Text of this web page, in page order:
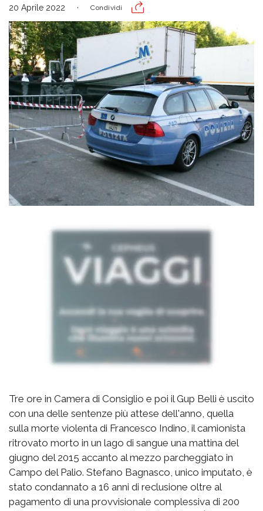
20 Aprile 2022 Condividi
Tre ore in Camera di Consiglio e poi il Gup Belli è uscito
con una delle sentenze più attese dell'anno, quella
sulla morte violenta di Francesco Indino, il camionista
ritrovato morto in un lago di sangue una mattina del
giugno del 2015 accanto al mezzo parcheggiato in
Campo del Palio. Stefano Bagnasco, unico imputato, è
stato condannato a 16 anni di reclusione oltre al
pagamento di una provvisionale complessiva di 200